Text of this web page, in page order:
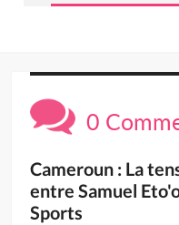
0
Cameroun : La
entre Samuel
Sports